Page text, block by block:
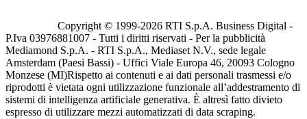
Copyright © 1999-2026 RTI S.p.A. Business Digital -
P.Iva 03976881007 - Tutti i diritti riservati - Per la pubblicità
Mediamond S.p.A. - RTI S.p.A., Mediaset N.V., sede legale
Amsterdam (Paesi Bassi) - Uffici Viale Europa 46, 20093 Cologno
Monzese (MI)Rispetto ai contenuti e ai dati personali trasmessi e/o
riprodotti è vietata ogni utilizzazione funzionale all’addestramento di
sistemi di intelligenza artificiale generativa. È altresì fatto divieto
espresso di utilizzare mezzi automatizzati di data scraping.